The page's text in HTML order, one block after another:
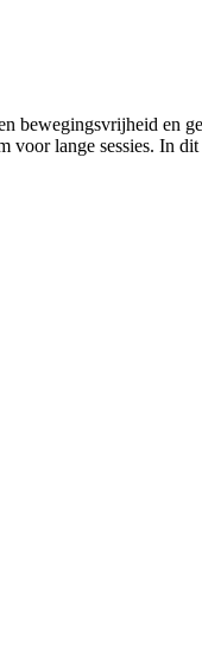
bewegingsvrijheid en
lange sessies. In